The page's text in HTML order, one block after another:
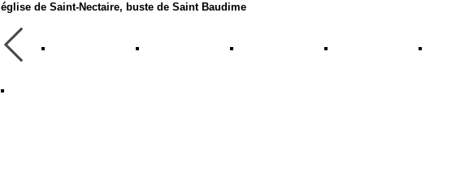
église de Saint-Nectaire, buste de Saint Baudime